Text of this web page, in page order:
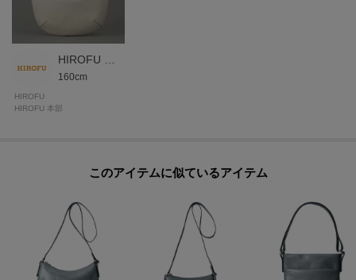
＜パラディウムメッキ＞
金具には、ジュエリーにも使用される高品質なパラディウムメッキを施して
います。世界のメゾンブランドでも採用されるほどのグレードを誇り、傷や
くすみに強く、澄んだ上品な光沢が長く続きます。
【グループについて】
イタリア語で「唯一の、ひとつだけの」という意味を持つ「ソーロ」と名付
けられたグループ。
ハンドルやショルダーストラップは長さ調整の機能を持ち、角が無くやや丸
160cm
HIROFU
HIROFU 本部
このアイテムに似ているアイテム